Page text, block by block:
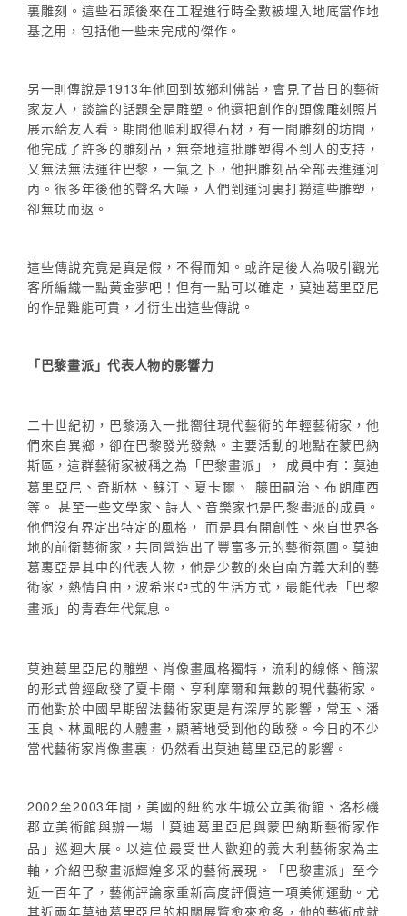
裏雕刻。這些石頭後來在工程進行時全數被埋入地底當作地
基之用，包括他一些未完成的傑作。
另一則傳說是1913年他回到故鄉利佛諾，會見了昔日的藝術
家友人，談論的話題全是雕塑。他還把創作的頭像雕刻照片
展示給友人看。期間他順利取得石材，有一間雕刻的坊間，
他完成了許多的雕刻品，無奈地這批雕塑得不到人的支持，
又無法無法運往巴黎，一氣之下，他把雕刻品全部丟進運河
內。很多年後他的聲名大噪，人們到運河裏打撈這些雕塑，
卻無功而返。
這些傳說究竟是真是假，不得而知。或許是後人為吸引觀光
客所編織一點黃金夢吧！但有一點可以確定，莫迪葛里亞尼
的作品難能可貴，才衍生出這些傳說。
「 巴黎畫派 」代表人物的影響力
二十世紀初，巴黎湧入一批嚮往現代藝術的年輕藝術家，他
們來自異鄉，卻在巴黎發光發熱。主要活動的地點在蒙巴納
斯區，這群藝術家被稱之為
「 巴黎畫派 」
， 成員中有：莫迪
葛里亞尼、奇斯林、蘇汀、夏卡爾、 藤田嗣治、布朗庫西
等。 甚至一些文學家、詩人、音樂家也是巴黎畫派的成員。
他們沒有界定出特定的風格， 而是具有開創性、來自世界各
地的前衛藝術家，共同營造出了豐富多元的藝術氛圍。莫迪
葛裏亞是其中的代表人物，他是少數的來自南方義大利的藝
術家，熱情自由，波希米亞式的生活方式，最能代表
「 巴黎
畫派 」 的青春年代氣息。
莫迪葛里亞尼的雕塑、肖像畫風格獨特，流利的線條、簡潔
的形式曾經啟發了夏卡爾、亨利摩爾和無數的現代藝術家。
而他對於中國早期留法藝術家更是有深厚的影響，常玉、潘
玉良、林風眠的人體畫，顯著地受到他的啟發。今日的不少
當代藝術家肖像畫裏，仍然看出莫迪葛里亞尼的影響。
2002至2003年間，美國的紐約水牛城公立美術館、洛杉磯
郡立美術館與辦一場
「 莫迪葛里亞尼與蒙巴納斯藝術家作
品 」巡迴大展。以這位最受世人歡迎的義大利藝術家為主
軸，介紹巴黎畫派輝煌多采的藝術展現。
「 巴黎畫派 」 至今
近一百年了，藝術評論家重新高度評價這一項美術運動。尤
其近兩年莫迪葛里亞尼的相關展覽愈來愈多，他的藝術成就